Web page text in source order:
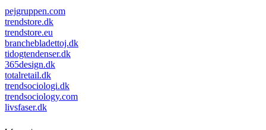
pejgruppen.com
trendstore.dk
trendstore.eu
branchebladettoj.dk
tidogtendenser.dk
365design.dk
totalretail.dk
trendsociologi.dk
trendsociology.com
livsfaser.dk